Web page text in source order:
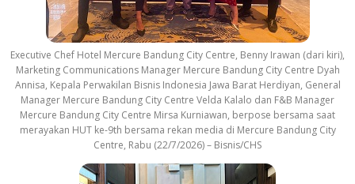
Executive Chef Hotel Mercure Bandung City Centre, Benny Irawan (dari kiri),
Marketing Communications Manager Mercure Bandung City Centre Dyah
Annisa, Kepala Perwakilan Bisnis Indonesia Jawa Barat Herdiyan, General
Manager Mercure Bandung City Centre Velda Kalalo dan F&B Manager
Mercure Bandung City Centre Mirsa Kurniawan, berpose bersama saat
merayakan HUT ke-9th bersama rekan media di Mercure Bandung City
Centre, Rabu (22/7/2026) – Bisnis/CHS